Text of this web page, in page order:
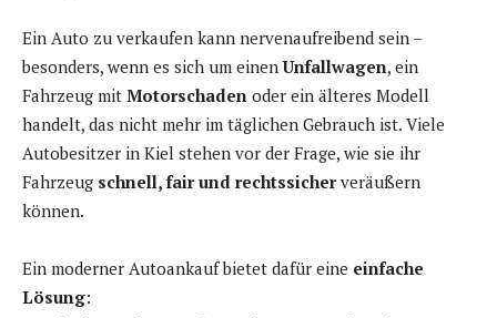
Ein Auto zu verkaufen kann nervenaufreibend sein –
besonders, wenn es sich um einenUnfallwagen, ein
Fahrzeug mit Motorschaden oder ein älteres Modell
handelt, das nicht mehr im täglichen Gebrauch ist. Viele
Autobesitzer in Kiel stehen vor der Frage, wie sie ihr
Fahrzeug schnell, fair und rechtssicherveräußern
können.
Ein moderner Autoankauf bietet dafür eine einfache
Lösung: